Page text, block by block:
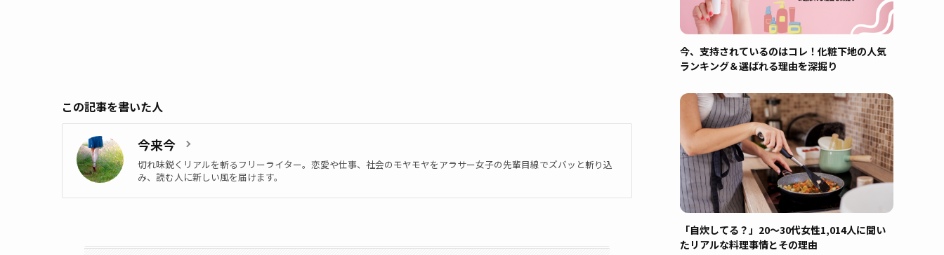
この記事を書いた人
今来今
切れ味鋭くリアルを斬るフリーライター。恋愛や仕事、社会のモヤモヤをアラサー女子の先輩目線でズバッと斬り込
み、読む人に新しい風を届けます。
今、支持されているのはコレ！化粧下地の人気
ランキング＆選ばれる理由を深掘り
「自炊してる？」20〜30代女性1,014人に聞い
たリアルな料理事情とその理由